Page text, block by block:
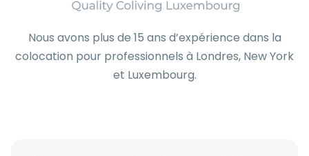
Nous avons plus de 15 ans d’expérience dans la
colocation pour professionnels à Londres, New York
et Luxembourg.